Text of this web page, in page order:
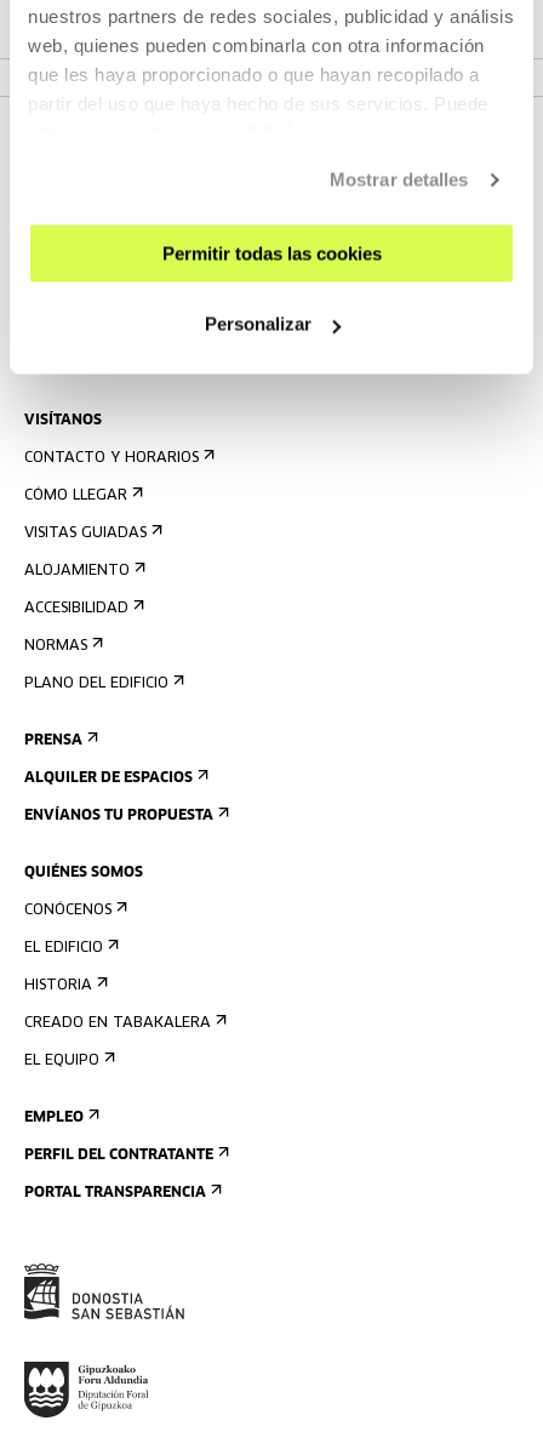
nuestros partners de redes sociales, publicidad y análisis
web, quienes pueden combinarla con otra información
que les haya proporcionado o que hayan recopilado a
partir del uso que haya hecho de sus servicios. Puede
Mostrar detalles
Permitir todas las cookies
Personalizar
VER CICLO
VISÍTANOS
CONTACTO Y HORARIOS
CÓMO LLEGAR
VISITAS GUIADAS
ALOJAMIENTO
ACCESIBILIDAD
NORMAS
PLANO DEL EDIFICIO
PRENSA
ALQUILER DE ESPACIOS
ENVÍANOS TU PROPUESTA
QUIÉNES SOMOS
CONÓCENOS
EL EDIFICIO
HISTORIA
CREADO EN TABAKALERA
EL EQUIPO
EMPLEO
PERFIL DEL CONTRATANTE
PORTAL TRANSPARENCIA